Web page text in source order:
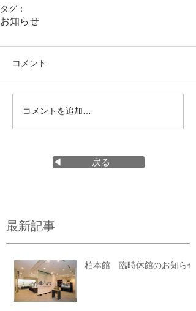
タグ：
お知らせ
コメント
コメントを追加…
◀ 戻る
最新記事
柏本館 臨時休館のお知らせ